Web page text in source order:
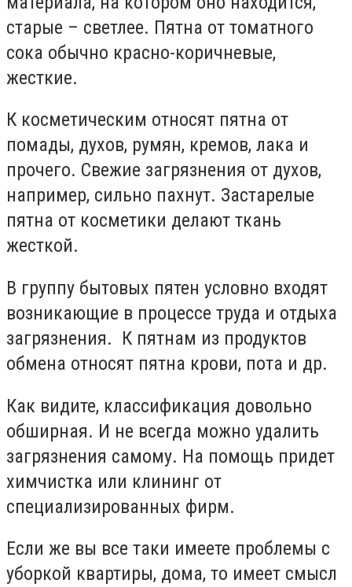
старые – светлее. Пятна от томатного
сока обычно красно-коричневые,
жесткие.
К косметическим относят пятна от
помады, духов, румян, кремов, лака и
прочего. Свежие загрязнения от духов,
например, сильно пахнут. Застарелые
пятна от косметики делают ткань
жесткой.
В группу бытовых пятен условно входят
возникающие в процессе труда и отдыха
загрязнения. К пятнам из продуктов
обмена относят пятна крови, пота и др.
Как видите, классификация довольно
обширная. И не всегда можно удалить
загрязнения самому. На помощь придет
химчистка или клининг от
специализированных фирм.
Если же вы все таки имеете проблемы с
уборкой квартиры, дома, то имеет смысл